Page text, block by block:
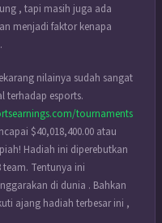
, tapi masih juga ada
menjadi faktor kenapa
.
nilainya sudah sangat
terhadap esports.
tournaments
$40,018,400.00 atau
Hadiah ini diperebutkan
Tentunya ini
di dunia . Bahkan
ajang hadiah terbesar ini ,